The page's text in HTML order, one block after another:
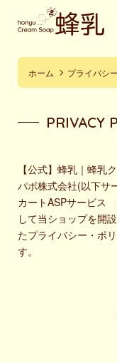
ホーム プライバシ
PRIVACY
【公式】蜂乳｜蜂乳
パボ株式会社(以下サ
カートASPサービス
して当ショップを開
たプライバシー・ポ
す。